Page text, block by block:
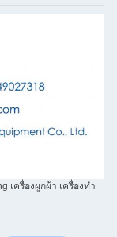
เครื่องผูกผ้า เครื่องทํา